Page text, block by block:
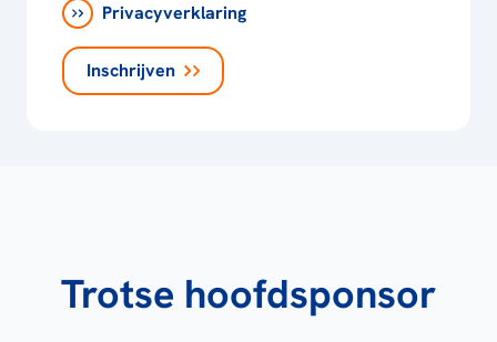
Privacyverklaring
Inschrijven
Trotse hoofdsponsor